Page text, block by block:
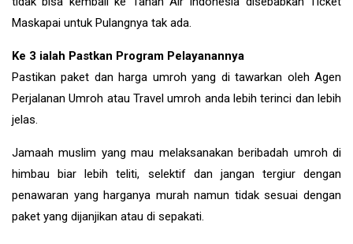
Maskapai untuk Pulangnya tak ada.
Ke 3 ialah Pastkan Program Pelayanannya
Pastikan paket dan harga umroh yang di tawarkan oleh Agen
Perjalanan Umroh atau Travel umroh anda lebih terinci dan lebih
jelas.
Jamaah muslim yang mau melaksanakan beribadah umroh di
himbau biar lebih teliti, selektif dan jangan tergiur dengan
penawaran yang harganya murah namun tidak sesuai dengan
paket yang dijanjikan atau di sepakati.